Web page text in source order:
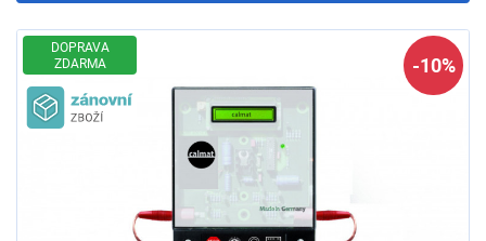
DOPRAVA
ZDARMA
Zánovní zboží
-10%